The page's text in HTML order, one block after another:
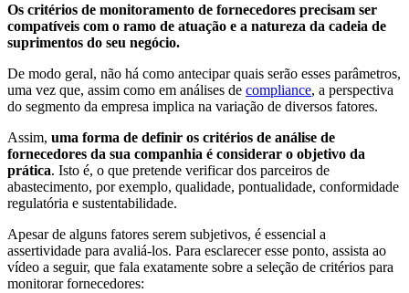
Os critérios de monitoramento de fornecedores precisam ser
compatíveis com o ramo de atuação e a natureza da cadeia de
suprimentos do seu negócio.
De modo geral, não há como antecipar quais serão esses parâmetros,
uma vez que, assim como em análises de compliance, a perspectiva
do segmento da empresa implica na variação de diversos fatores.
Assim, uma forma de definir os critérios de análise de
fornecedores da sua companhia é considerar o objetivo da
prática. Isto é, o que pretende verificar dos parceiros de
abastecimento, por exemplo, qualidade, pontualidade, conformidade
regulatória e sustentabilidade.
Apesar de alguns fatores serem subjetivos, é essencial a
assertividade para avaliá-los. Para esclarecer esse ponto, assista ao
vídeo a seguir, que fala exatamente sobre a seleção de critérios para
monitorar fornecedores: